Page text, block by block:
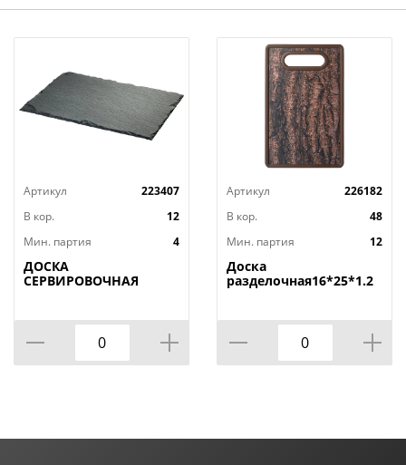
Артикул
223407
В кор.
12
Мин. партия
4
ДОСКА
СЕРВИРОВОЧНАЯ
УПАКОВКИ, КОР=12ШТ.
Артикул
226182
В кор.
48
Мин. партия
12
Доска
разделочная16*25*1.2